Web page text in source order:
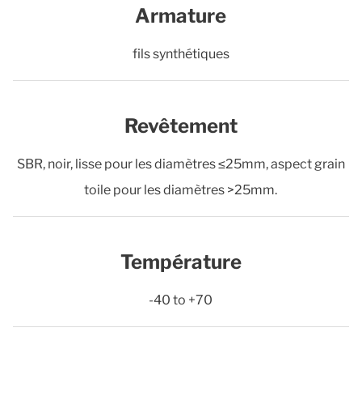
Armature
fils synthétiques
Revêtement
SBR, noir, lisse pour les diamètres ≤25mm, aspect grain
toile pour les diamètres >25mm.
Température
-40 to +70